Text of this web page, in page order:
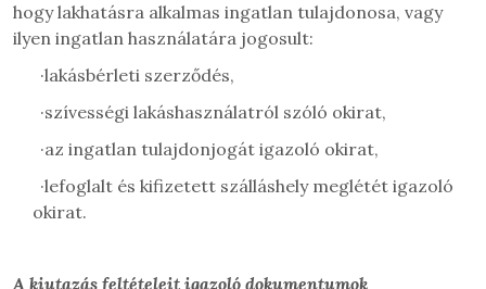
hogy lakhatásra alkalmas ingatlan tulajdonosa, vagy
ilyen ingatlan használatára jogosult:
·lakásbérleti szerződés,
·szívességi lakáshasználatról szóló okirat,
·az ingatlan tulajdonjogát igazoló okirat,
·lefoglalt és kifizetett szálláshely meglétét igazoló
okirat.
A kiutazás feltételeit igazoló dokumentumok